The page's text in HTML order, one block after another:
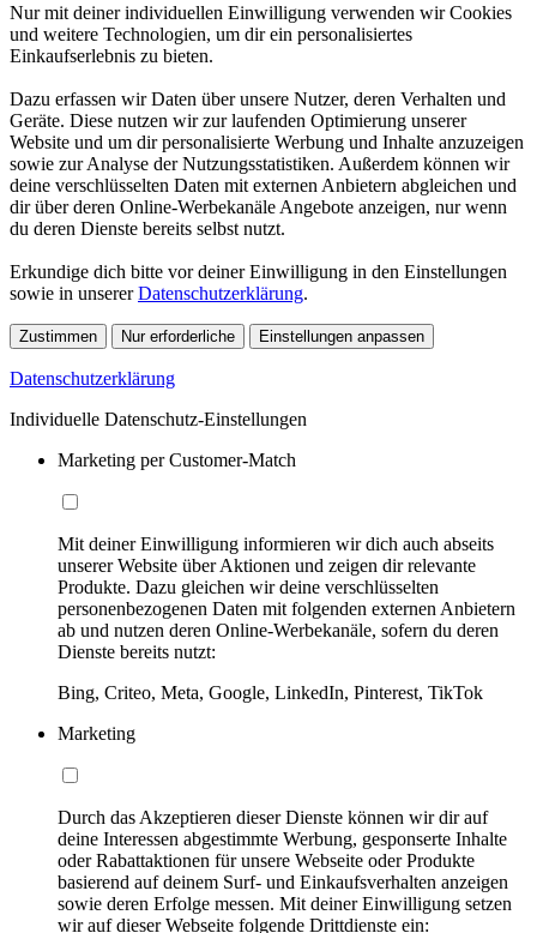
Nur mit deiner individuellen Einwilligung verwenden wir Cookies
und weitere Technologien, um dir ein personalisiertes
Einkaufserlebnis zu bieten.
Dazu erfassen wir Daten über unsere Nutzer, deren Verhalten und
Geräte. Diese nutzen wir zur laufenden Optimierung unserer
Website und um dir personalisierte Werbung und Inhalte anzuzeigen
sowie zur Analyse der Nutzungsstatistiken. Außerdem können wir
deine verschlüsselten Daten mit externen Anbietern abgleichen und
dir über deren Online-Werbekanäle Angebote anzeigen, nur wenn
du deren Dienste bereits selbst nutzt.
Erkundige dich bitte vor deiner Einwilligung in den Einstellungen
sowie in unsererDatenschutzerklärung.
Zustimmen Nur erforderliche Einstellungen anpassen
Datenschutzerklärung
Individuelle Datenschutz-Einstellungen
Marketing per Customer-Match
Mit deiner Einwilligung informieren wir dich auch abseits
unserer Website über Aktionen und zeigen dir relevante
Produkte. Dazu gleichen wir deine verschlüsselten
personenbezogenen Daten mit folgenden externen Anbietern
ab und nutzen deren Online-Werbekanäle, sofern du deren
Dienste bereits nutzt:
Bing, Criteo, Meta, Google, LinkedIn, Pinterest, TikTok
Marketing
Durch das Akzeptieren dieser Dienste können wir dir auf
deine Interessen abgestimmte Werbung, gesponserte Inhalte
oder Rabattaktionen für unsere Webseite oder Produkte
basierend auf deinem Surf- und Einkaufsverhalten anzeigen
sowie deren Erfolge messen. Mit deiner Einwilligung setzen
wir auf dieser Webseite folgende Drittdienste ein: